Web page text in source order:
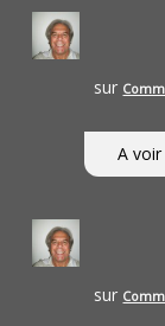
sur
A
sur